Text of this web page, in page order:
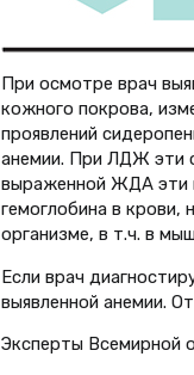
При осмотре врач
кожного покрова,
проявлений
анемии. При ЛДЖ эти
выраженной ЖДА эти
гемоглобина в
организме, в т.ч. в
Если врач
выявленной анемии.
Эксперты Всемирной